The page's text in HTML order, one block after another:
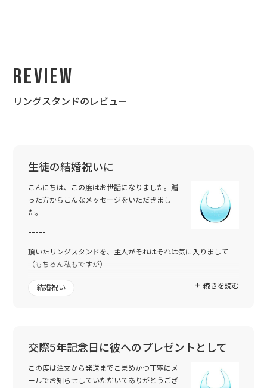
Review
リングスタンドのレビュー
生徒の結婚祝いに
こんにちは、この度はお世話になりました。贈
った方からこんなメッセージをいただきまし
た。
-----
頂いたリングスタンドを、主人がそれはそれは気に入りまして
（もちろん私もですが）
仕事柄彼は指輪をつけられないので、仕事が始まる日になると、
にやーーっと嬉しそーーうに指輪をあのスタンドにかけて、仕事
また、結婚される方がいたら利用させていただきますので、その
続きを読む
結婚祝い
交際5年記念日に彼へのプレゼントとして
この度は注文から発送までこまめかつ丁寧にメ
ールでお知らせしていただいてありがとうござ